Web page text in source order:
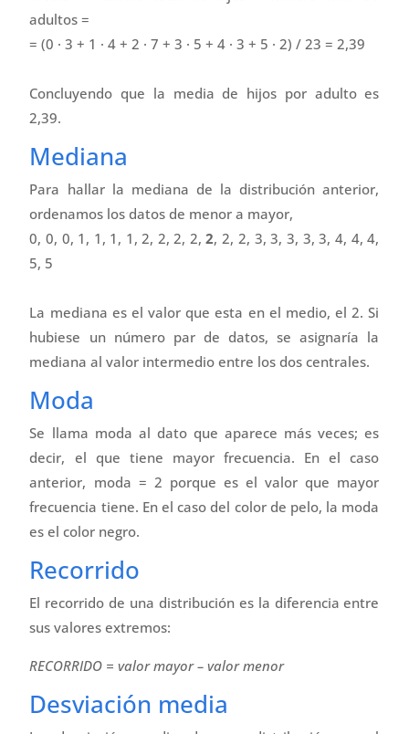
adultos =
= (0 · 3 + 1 · 4 + 2 · 7 + 3 · 5 + 4 · 3 + 5 · 2) / 23 = 2,39
Concluyendo que la media de hijos por adulto es
2,39.
Mediana
Para hallar la mediana de la distribución anterior,
ordenamos los datos de menor a mayor,
0, 0, 0, 1, 1, 1, 1, 2, 2, 2, 2,2, 2, 2, 3, 3, 3, 3, 3, 4, 4, 4,
5, 5
La mediana es el valor que esta en el medio, el 2. Si
hubiese un número par de datos, se asignaría la
mediana al valor intermedio entre los dos centrales.
Moda
Se llama moda al dato que aparece más veces; es
decir, el que tiene mayor frecuencia. En el caso
anterior, moda = 2 porque es el valor que mayor
frecuencia tiene. En el caso del color de pelo, la moda
es el color negro.
Recorrido
El recorrido de una distribución es la diferencia entre
sus valores extremos:
RECORRIDO = valor mayor – valor menor
Desviación media